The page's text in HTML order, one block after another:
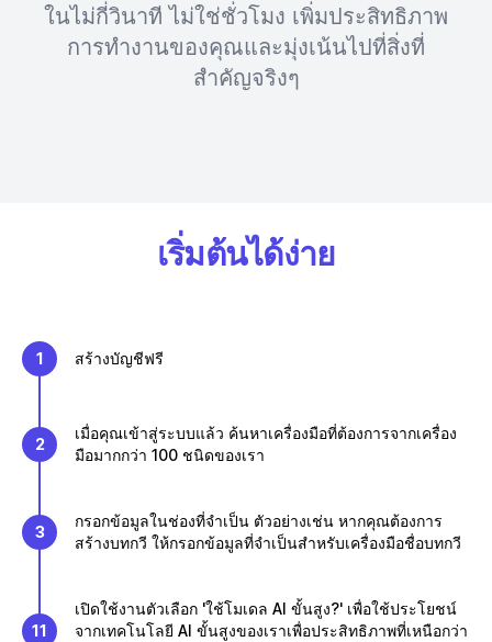
ในไม่กี่วินาที ไม่ใช่ชั่วโมง เพิ่มประสิทธิภาพ
การทำงานของคุณและมุ่งเน้นไปที่สิ่งที่
สำคัญจริงๆ
เริ่มต้นได้ง่าย
1 สร้างบัญชีฟรี
2
เมื่อคุณเข้าสู่ระบบแล้ว ค้นหาเครื่องมือที่ต้องการจากเครื่อง
มือมากกว่า 100 ชนิดของเรา
3
กรอกข้อมูลในช่องที่จำเป็น ตัวอย่างเช่น หากคุณต้องการ
สร้างบทกวี ให้กรอกข้อมูลที่จำเป็นสำหรับเครื่องมือชื่อบทกวี
11
เปิดใช้งานตัวเลือก 'ใช้โมเดล AI ขั้นสูง?' เพื่อใช้ประโยชน์
จากเทคโนโลยี AI ขั้นสูงของเราเพื่อประสิทธิภาพที่เหนือกว่า